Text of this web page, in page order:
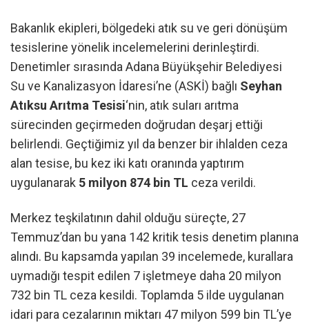
Bakanlık ekipleri, bölgedeki atık su ve geri dönüşüm
tesislerine yönelik incelemelerini derinleştirdi.
Denetimler sırasında Adana Büyükşehir Belediyesi
Su ve Kanalizasyon İdaresi’ne (ASKİ) bağlı Seyhan
Atıksu Arıtma Tesisi‘nin, atık suları arıtma
sürecinden geçirmeden doğrudan deşarj ettiği
belirlendi. Geçtiğimiz yıl da benzer bir ihlalden ceza
alan tesise, bu kez iki katı oranında yaptırım
uygulanarak 5 milyon 874 bin TL ceza verildi.
Merkez teşkilatının dahil olduğu süreçte, 27
Temmuz’dan bu yana 142 kritik tesis denetim planına
alındı. Bu kapsamda yapılan 39 incelemede, kurallara
uymadığı tespit edilen 7 işletmeye daha 20 milyon
732 bin TL ceza kesildi. Toplamda 5 ilde uygulanan
idari para cezalarının miktarı 47 milyon 599 bin TL’ye